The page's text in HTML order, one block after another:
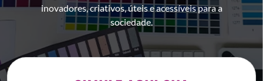
inovadores, criativos, úteis e acessíveis para a
sociedade.